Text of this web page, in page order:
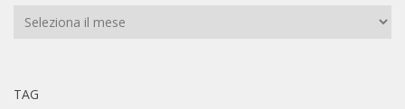
Archivi
TAG